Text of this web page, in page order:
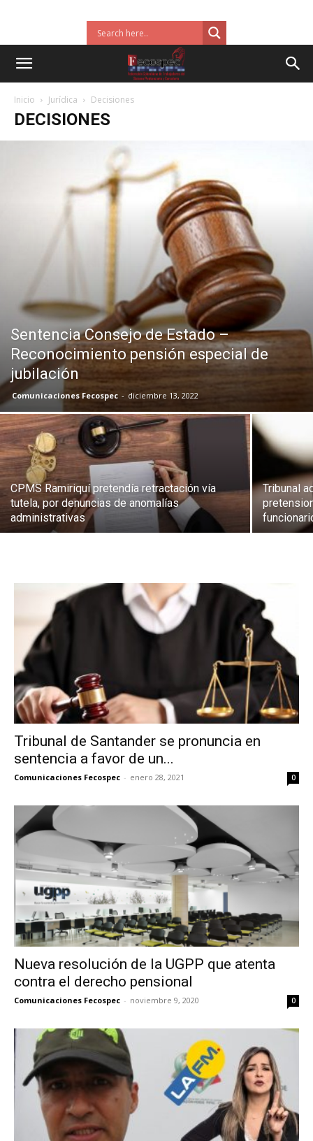
Inicio Jurídica Decisiones
DECISIONES
Sentencia Consejo de Estado –
Reconocimiento pensión especial de
jubilación
Comunicaciones Fecospec - diciembre 13, 2022
CPMS Ramiriquí pretendía retractación vía
tutela, por denuncias de anomalías
administrativas
Tribunal
Tribunal de Santander se pronuncia en
sentencia a favor de un...
Comunicaciones Fecospec - enero 28, 2021 0
Nueva resolución de la UGPP que atenta
contra el derecho pensional
Comunicaciones Fecospec - noviembre 9, 2020 0